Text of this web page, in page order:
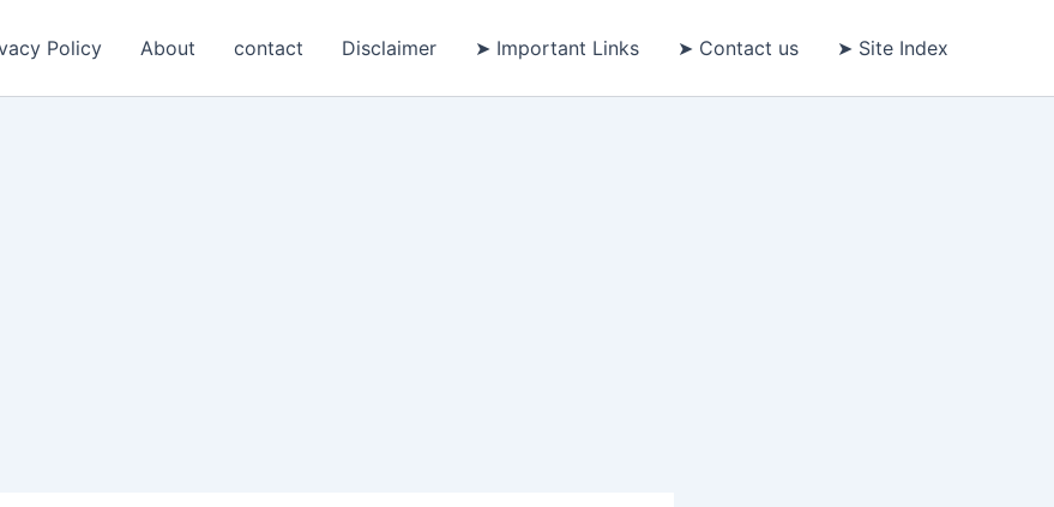
Policy About contact Disclaimer ➤ Important Links ➤ Contact us ➤ Site Index